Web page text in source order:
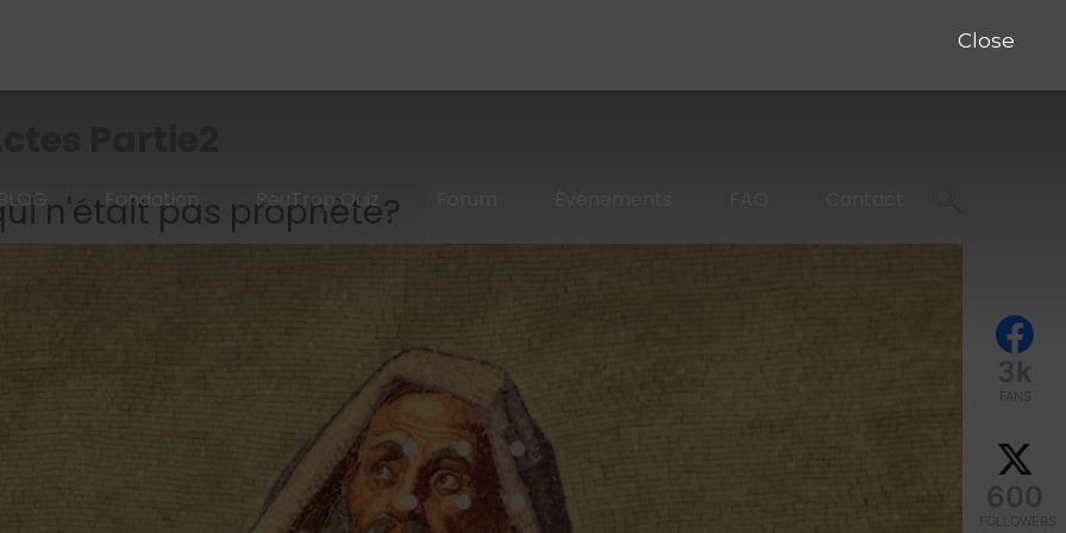
Fondation PeuTrop Quiz
Partie2
n'était pas prophète?
3k
FANS
600
FOLLOWERS
Close